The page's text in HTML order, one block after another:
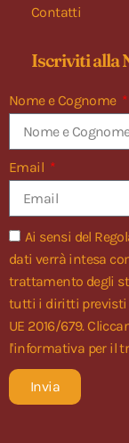
Contatti
Iscriviti alla
Nome e Cognome
Email
Ai sensi del
dati verrà intesa
trattamento degli
tutti i diritti previsti
UE 2016/679.
l'informativa per il
Invia